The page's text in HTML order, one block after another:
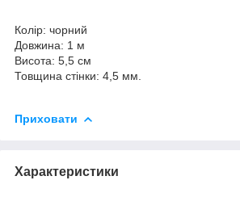
Колір: чорний
Довжина: 1 м
Висота: 5,5 см
Товщина стінки: 4,5 мм.
Приховати
Характеристики